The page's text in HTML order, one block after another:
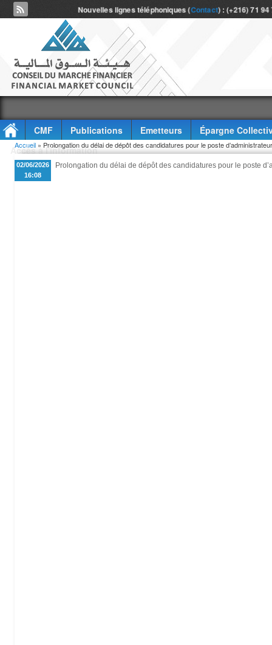
Nouvelles lignes téléphoniques (Contact) : (+216) 71
CMF Publications Emetteurs
Épargne
Accès à l'information
Vous êtes ici
Accueil » Prolongation du délai de dépôt des candidatures pour le poste
02/06/2026
16:08
Prolongation du délai de dépôt des candidatures pour le poste